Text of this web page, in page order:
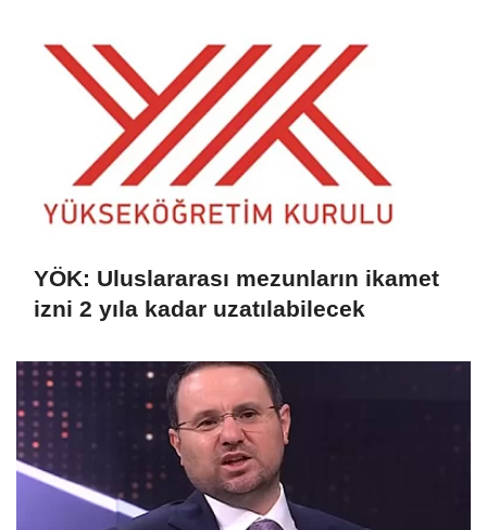
YÖK: Uluslararası mezunların ikamet
izni 2 yıla kadar uzatılabilecek